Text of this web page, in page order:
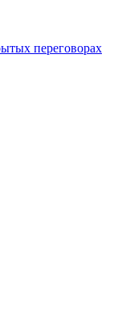
переговорах